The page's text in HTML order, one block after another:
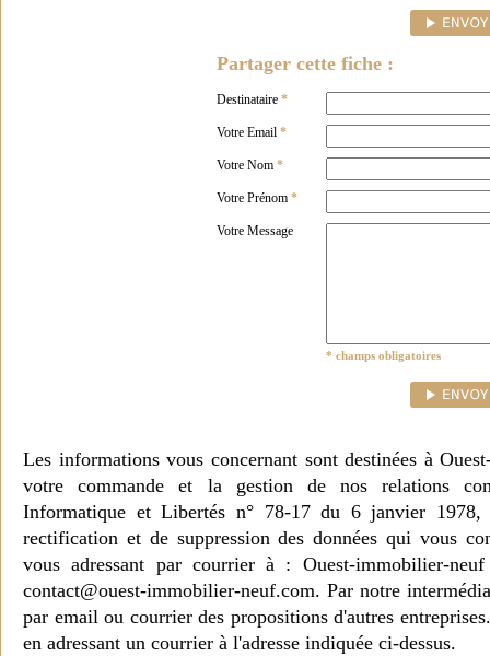
Partager cette fiche :
Destinataire *
Votre Email *
Votre Nom *
Votre Prénom *
Votre Message
* champs obligatoires
Les informations vous concernant sont destinées à
votre commande et la gestion de nos relations
Informatique et Libertés n° 78-17 du 6 janvier 1978,
rectification et de suppression des données qui vous
vous adressant par courrier à : Ouest-immobilier-
contact@ouest-immobilier-neuf.com. Par notre
par email ou courrier des propositions d'autres
en adressant un courrier à l'adresse indiquée ci-dessus.